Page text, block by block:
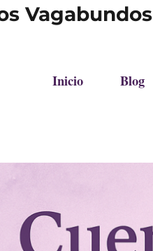
Vagabundos
Inicio Blog